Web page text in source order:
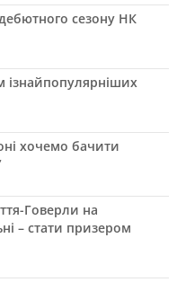
сезону НК
ізнайпопулярніших
хочемо бачити
Говерли на
– стати призером